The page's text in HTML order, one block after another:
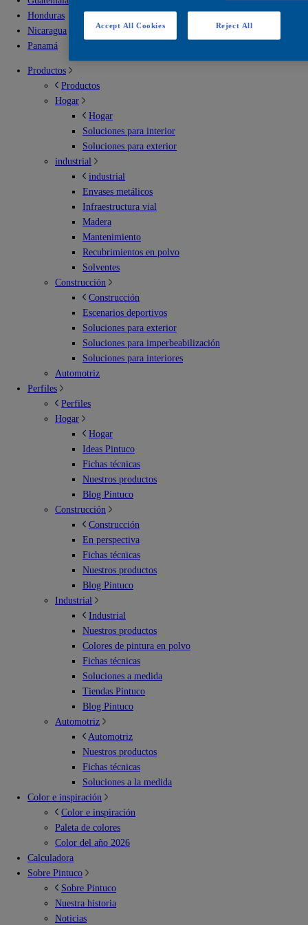
Honduras
Nicaragua
Panamá
Productos
Productos
Hogar
Hogar
Soluciones para interior
Soluciones para exterior
industrial
industrial
Envases metálicos
Infraestructura vial
Madera
Mantenimiento
Recubrimientos en polvo
Solventes
Construcción
Construcción
Escenarios deportivos
Soluciones para exterior
Soluciones para imperbeabilización
Soluciones para interiores
Automotriz
Perfiles
Perfiles
Hogar
Hogar
Ideas Pintuco
Fichas técnicas
Nuestros productos
Blog Pintuco
Construcción
Construcción
En perspectiva
Fichas técnicas
Nuestros productos
Blog Pintuco
Industrial
Industrial
Nuestros productos
Colores de pintura en polvo
Fichas técnicas
Soluciones a medida
Tiendas Pintuco
Blog Pintuco
Automotriz
Automotriz
Nuestros productos
Fichas técnicas
Soluciones a la medida
Color e inspiración
Color e inspiración
Paleta de colores
Color del año 2026
Calculadora
Sobre Pintuco
Sobre Pintuco
Nuestra historia
Noticias
Reject All
Accept All Cookies